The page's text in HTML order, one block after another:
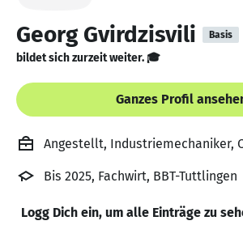
Georg Gvirdzisvili Basis
bildet sich zurzeit weiter. 🎓
Ganzes Profil
Angestellt, Industriemechaniker,
Bis 2025, Fachwirt, BBT-Tuttlingen
Logg Dich ein, um alle Einträge zu